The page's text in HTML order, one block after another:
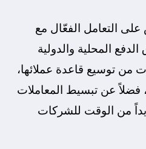
التعامل الفعّال مع
المحلية والدولية
توسيع قاعدة عملائها،
فضلاً عن تبسيط المعاملات
من الوقت للشركات